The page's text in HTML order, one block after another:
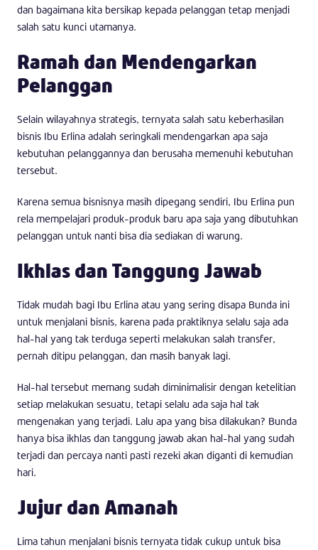
dan bagaimana kita bersikap kepada pelanggan tetap menjadi
salah satu kunci utamanya.
Ramah dan Mendengarkan
Pelanggan
Selain wilayahnya strategis, ternyata salah satu keberhasilan
bisnis Ibu Erlina adalah seringkali mendengarkan apa saja
kebutuhan pelanggannya dan berusaha memenuhi kebutuhan
tersebut.
Karena semua bisnisnya masih dipegang sendiri, Ibu Erlina pun
rela mempelajari produk-produk baru apa saja yang dibutuhkan
pelanggan untuk nanti bisa dia sediakan di warung.
Ikhlas dan Tanggung Jawab
Tidak mudah bagi Ibu Erlina atau yang sering disapa Bunda ini
untuk menjalani bisnis, karena pada praktiknya selalu saja ada
hal-hal yang tak terduga seperti melakukan salah transfer,
pernah ditipu pelanggan, dan masih banyak lagi.
Hal-hal tersebut memang sudah diminimalisir dengan ketelitian
setiap melakukan sesuatu, tetapi selalu ada saja hal tak
mengenakan yang terjadi. Lalu apa yang bisa dilakukan? Bunda
hanya bisa ikhlas dan tanggung jawab akan hal-hal yang sudah
terjadi dan percaya nanti pasti rezeki akan diganti di kemudian
hari.
Jujur dan Amanah
Lima tahun menjalani bisnis ternyata tidak cukup untuk bisa